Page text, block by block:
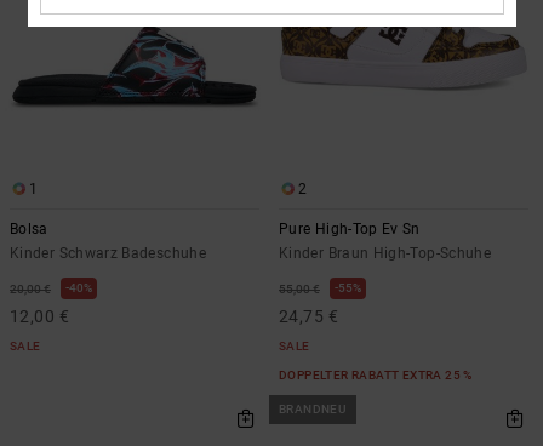
1
Bolsa
Kinder Schwarz Badeschuhe
20,00 € 40%
12,00 €
SALE
2
Pure High-Top Ev Sn
Kinder Braun High-Top-Schuhe
55,00 € 55%
24,75 €
SALE
DOPPELTER RABATT EXTRA 25 %
BRANDNEU